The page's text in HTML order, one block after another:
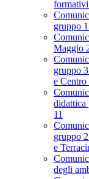
gruppo
Maggio
gruppo
e
didattica
11
gruppo
e
degli